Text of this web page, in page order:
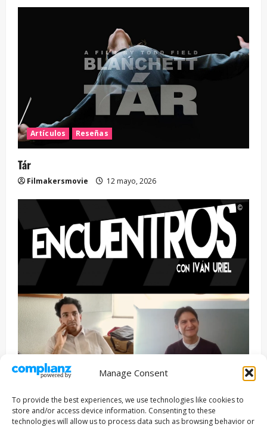
Manage Consent
To provide the best experiences, we use technologies like cookies to
store and/or access device information. Consenting to these
technologies will allow us to process data such as browsing behavior or
Artículos Reseñas
Tár
Filmakersmovie 12 mayo, 2026
Entrevista Series
ENCUENTROS CON IVÁN URIEL T3E22: JUAN PATRICIO
RIVEROLL